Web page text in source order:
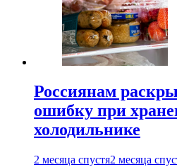
Россиянам
ошибку при
холодильнике
2 месяца спустя2 месяца